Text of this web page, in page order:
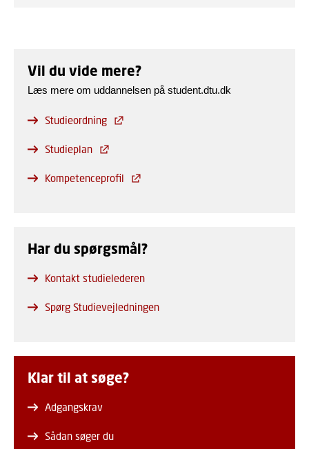
Vil du vide mere?
Læs mere om uddannelsen på student.dtu.dk
Studieordning
Studieplan
Kompetenceprofil
Har du spørgsmål?
Kontakt studielederen
Spørg Studievejledningen
Klar til at søge?
Adgangskrav
Sådan søger du